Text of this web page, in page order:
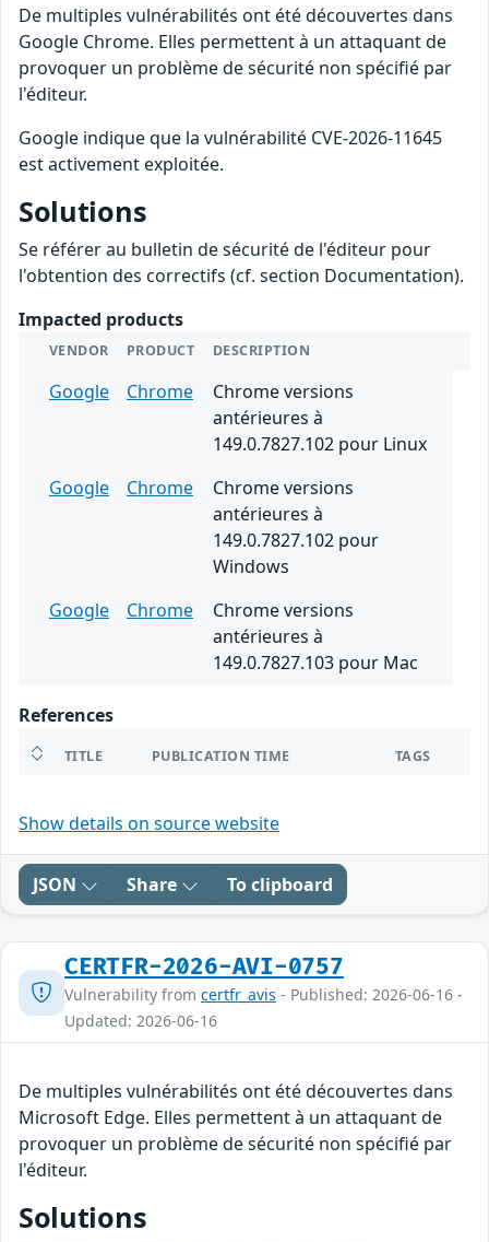
De multiples vulnérabilités ont été découvertes dans
Google Chrome. Elles permettent à un attaquant de
provoquer un problème de sécurité non spécifié par
l'éditeur.
Google indique que la vulnérabilité CVE-2026-11645
est activement exploitée.
Solutions
Se référer au bulletin de sécurité de l'éditeur pour
l'obtention des correctifs (cf. section Documentation).
Impacted products
VENDOR PRODUCT DESCRIPTION
Google Chrome
Chrome versions
antérieures à
149.0.7827.102 pour Linux
Google
Chrome
Chrome versions
antérieures à
149.0.7827.102 pour
Windows
Google
Chrome
Chrome versions
antérieures à
149.0.7827.103 pour Mac
References
TITLE PUBLICATION TIME TAGS
Show details on source website
JSON Share To clipboard
CERTFR-2026-AVI-0757
Vulnerability from certfr_avis - Published: 2026-06-16 -
Updated: 2026-06-16
De multiples vulnérabilités ont été découvertes dans
Microsoft Edge. Elles permettent à un attaquant de
provoquer un problème de sécurité non spécifié par
l'éditeur.
Solutions